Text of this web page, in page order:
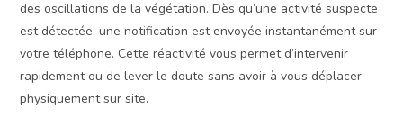
des oscillations de la végétation. Dès qu’une activité suspecte
est détectée, une notification est envoyée instantanément sur
votre téléphone. Cette réactivité vous permet d’intervenir
rapidement ou de lever le doute sans avoir à vous déplacer
physiquement sur site.